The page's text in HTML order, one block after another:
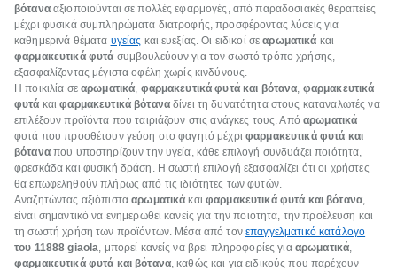
βότανααξιοποιούνται σε πολλές εφαρμογές, από παραδοσιακές θεραπείες
μέχρι φυσικά συμπληρώματα διατροφής, προσφέροντας λύσεις για
καθημερινά θέματα υγείας και ευεξίας. Οι ειδικοί σεαρωματικά και
φαρμακευτικά φυτά συμβουλεύουν για τον σωστό τρόπο χρήσης,
εξασφαλίζοντας μέγιστα οφέλη χωρίς κινδύνους.
Η ποικιλία σε αρωματικά, φαρμακευτικά φυτά και βότανα, φαρμακευτικά
φυτά καιφαρμακευτικά βόταναδίνει τη δυνατότητα στους καταναλωτές να
επιλέξουν προϊόντα που ταιριάζουν στις ανάγκες τους. Από αρωματικά
φυτά που προσθέτουν γεύση στο φαγητό μέχριφαρμακευτικά φυτά και
βόταναπου υποστηρίζουν την υγεία, κάθε επιλογή συνδυάζει ποιότητα,
φρεσκάδα και φυσική δράση. Η σωστή επιλογή εξασφαλίζει ότι οι χρήστες
θα επωφεληθούν πλήρως από τις ιδιότητες των φυτών.
Αναζητώντας αξιόπιστααρωματικά καιφαρμακευτικά φυτά και βότανα,
είναι σημαντικό να ενημερωθεί κανείς για την ποιότητα, την προέλευση και
τη σωστή χρήση των προϊόντων. Μέσα από τονεπαγγελματικό κατάλογο
του 11888 giaola, μπορεί κανείς να βρει πληροφορίες για αρωματικά,
φαρμακευτικά φυτά και βότανα, καθώς και για ειδικούς που παρέχουν